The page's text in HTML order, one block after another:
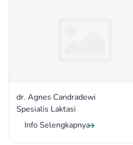
dr. Agnes Candradewi
Spesialis Laktasi
Info Selengkapnya